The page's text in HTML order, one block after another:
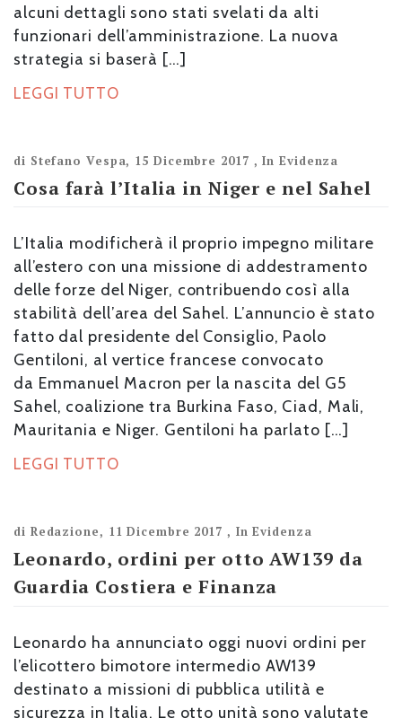
alcuni dettagli sono stati svelati da alti
funzionari dell’amministrazione. La nuova
strategia si baserà […]
LEGGI TUTTO
di Stefano Vespa, 15 Dicembre 2017 ,In Evidenza
Cosa farà l’Italia in Niger e nel Sahel
L’Italia modificherà il proprio impegno militare
all’estero con una missione di addestramento
delle forze del Niger, contribuendo così alla
stabilità dell’area del Sahel. L’annuncio è stato
fatto dal presidente del Consiglio, Paolo
Gentiloni, al vertice francese convocato
da Emmanuel Macron per la nascita del G5
Sahel, coalizione tra Burkina Faso, Ciad, Mali,
Mauritania e Niger. Gentiloni ha parlato […]
LEGGI TUTTO
di Redazione, 11 Dicembre 2017 , In Evidenza
Leonardo, ordini per otto AW139 da
Guardia Costiera e Finanza
Leonardo ha annunciato oggi nuovi ordini per
l’elicottero bimotore intermedio AW139
destinato a missioni di pubblica utilità e
sicurezza in Italia. Le otto unità sono valutate